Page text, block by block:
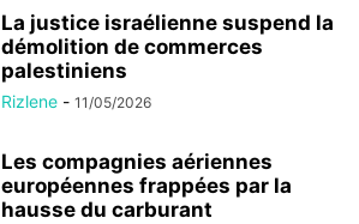
La justice israélienne suspend la
démolition de commerces
palestiniens
Rizlene - 11/05/2026
Les compagnies aériennes
européennes frappées par la
hausse du carburant